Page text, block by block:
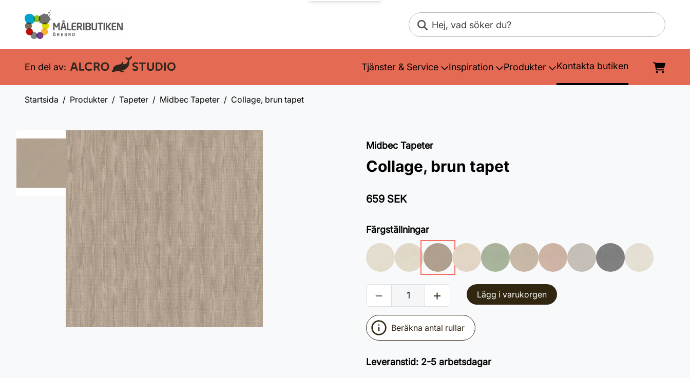
Sök
En del av: Tjänster & Service Inspiration Produkter Kontakta butiken
Startsida Produkter Tapeter Midbec Tapeter Collage, brun tapet
Midbec Tapeter
Collage, brun tapet
659 SEK
Färgställningar
Lägg i varukorgen
Beräkna antal rullar
Leveranstid: 2-5 arbetsdagar